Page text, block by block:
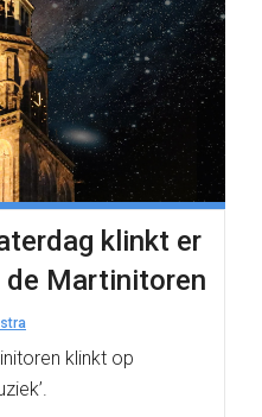
klinkt er
de Martinitoren
klinkt op